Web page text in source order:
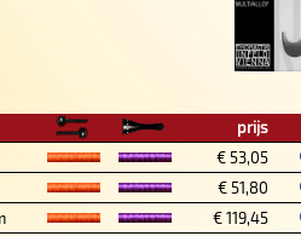
prijs
€ 53,05
€ 51,80
€ 119,45